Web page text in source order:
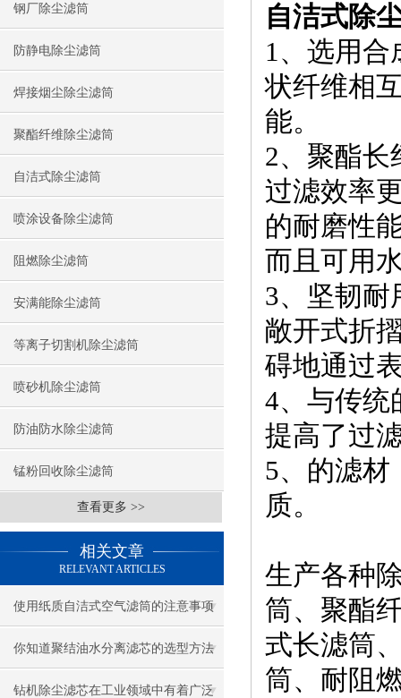
钢厂除尘滤筒
防静电除尘滤筒
焊接烟尘除尘滤筒
聚酯纤维除尘滤筒
自洁式除尘滤筒
喷涂设备除尘滤筒
阻燃除尘滤筒
安满能除尘滤筒
等离子切割机除尘滤筒
喷砂机除尘滤筒
防油防水除尘滤筒
锰粉回收除尘滤筒
查看更多 >>
相关文章
RELEVANT ARTICLES
使用纸质自洁式空气滤筒的注意事项
你知道聚结油水分离滤芯的选型方法
是什么么
钻机除尘滤芯在工业领域中有着广泛
自洁式除
1、选用
状纤维相
能。
2、聚酯长
过滤效率
的耐磨性
而且可用
3、坚韧耐
敞开式折
碍地通过
4、与传统
提高了过
5、的滤材
质。
生产各种
筒、聚酯
式长滤筒
筒、耐阻